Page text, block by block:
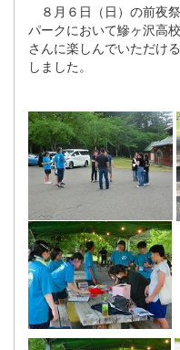
８月６日（日）の前夜
パークにおいて鰺ヶ沢高
さんに楽しんでいただけ
しました。